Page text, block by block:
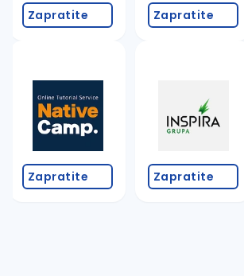
Zapratite
Zapratite
Zapratite
Zapratite